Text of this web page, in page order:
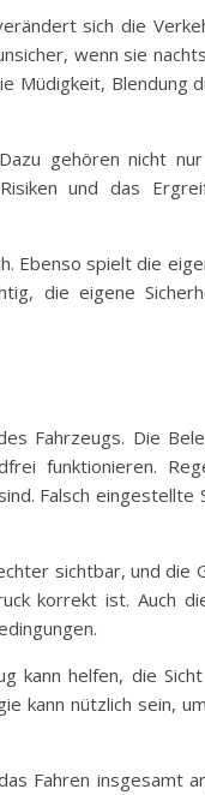
sich die
wenn sie
Müdigkeit, Blendung
gehören nicht
und das
Ebenso spielt die
die eigene
Fahrzeugs. Die
funktionieren.
Falsch eingestellte
sichtbar, und die
korrekt ist. Auch
kann helfen, die
kann nützlich sein,
Fahren insgesamt